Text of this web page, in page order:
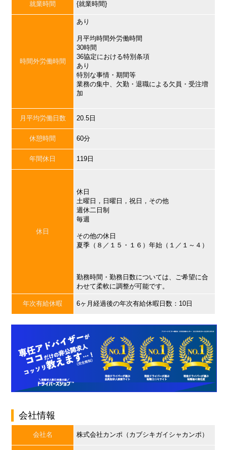
就業時間 {就業時間}
時間外労働時間
あり
月平均時間外労働時間
30時間
36協定における特別条項
あり
特別な事情・期間等
業務の集中、欠勤・退職による欠員・受注増
加
月平均労働日数 20.5日
休憩時間 60分
年間休日 119日
休日
休日
土曜日，日曜日，祝日，その他
週休二日制
毎週
その他の休日
夏季（８／１５・１６）年始（１／１～４）
勤務時間・勤務日数については、ご希望に合
わせて柔軟に調整が可能です。
年次有給休暇 6ヶ月経過後の年次有給休暇日数：10日
会社情報
会社名 株式会社カンポ（カブシキガイシャカンポ）